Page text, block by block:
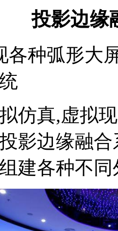
投影边缘
各种弧形大
仿真,虚拟
影边缘融
建各种不